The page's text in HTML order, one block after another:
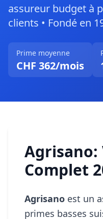
assureur budget à
clients • Fondé en
Prime moyenne
CHF 362/mois
Agrisano:
Complet
Agrisano est un
primes basses